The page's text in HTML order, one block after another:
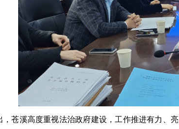
，苍溪高度重视法治政府建设，工作推进有力、